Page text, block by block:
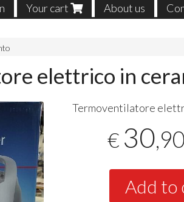
Your cart About us
elettrico in
Termoventilatore
€ 30,90
Add to